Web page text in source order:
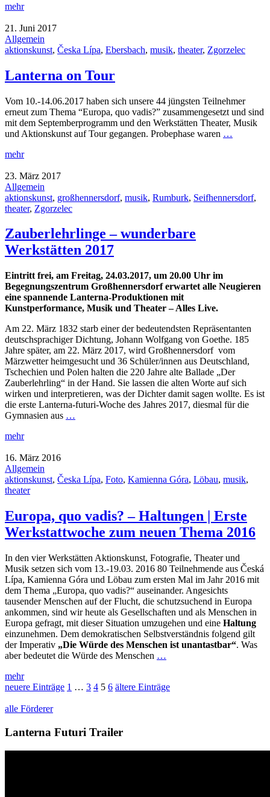
mehr
21. Juni 2017
Allgemein
aktionskunst, Česka Lípa, Ebersbach, musik, theater, Zgorzelec
Lanterna on Tour
Vom 10.-14.06.2017 haben sich unsere 44 jüngsten Teilnehmer
erneut zum Thema “Europa, quo vadis?” zusammengesetzt und sind
mit dem Septemberprogramm und den Werkstätten Theater, Musik
und Aktionskunst auf Tour gegangen. Probephase waren …
mehr
23. März 2017
Allgemein
aktionskunst, großhennersdorf, musik, Rumburk, Seifhennersdorf,
theater, Zgorzelec
Zauberlehrlinge – wunderbare
Werkstätten 2017
Eintritt frei, am Freitag, 24.03.2017, um 20.00 Uhr im
Begegnungszentrum Großhennersdorf erwartet alle Neugieren
eine spannende Lanterna-Produktionen mit
Kunstperformance, Musik und Theater – Alles Live.
Am 22. März 1832 starb einer der bedeutendsten Repräsentanten
deutschsprachiger Dichtung, Johann Wolfgang von Goethe. 185
Jahre später, am 22. März 2017, wird Großhennersdorf vom
Märzwetter heimgesucht und 36 Schüler/innen aus Deutschland,
Tschechien und Polen halten die 220 Jahre alte Ballade „Der
Zauberlehrling“ in der Hand. Sie lassen die alten Worte auf sich
wirken und interpretieren, was der Dichter damit sagen wollte. Es ist
die erste Lanterna-futuri-Woche des Jahres 2017, diesmal für die
Gymnasien aus …
mehr
16. März 2016
Allgemein
aktionskunst, Česka Lípa, Foto, Kamienna Góra, Löbau, musik,
theater
Europa, quo vadis? – Haltungen | Erste
Werkstattwoche zum neuen Thema 2016
In den vier Werkstätten Aktionskunst, Fotografie, Theater und
Musik setzen sich vom 13.-19.03. 2016 80 Teilnehmende aus Česká
Lípa, Kamienna Góra und Löbau zum ersten Mal im Jahr 2016 mit
dem Thema „Europa, quo vadis?“ auseinander. Angesichts
tausender Menschen auf der Flucht, die schutzsuchend in Europa
ankommen, sind wir heute als Gesellschaften und als Menschen in
Europa gefragt, mit dieser Situation umzugehen und eine Haltung
einzunehmen. Dem demokratischen Selbstverständnis folgend gilt
der Imperativ „Die Würde des Menschen ist unantastbar“. Was
aber bedeutet die Würde des Menschen …
mehr
neuere Einträge 1 … 3 4 5 6 ältere Einträge
alle Förderer
Lanterna Futuri Trailer